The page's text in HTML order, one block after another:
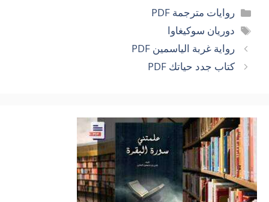
التصنيفات
روايات مترجمة PDF
الوسوم
دوريان سوكيغاوا
رواية غربة الياسمين PDF
كتاب جدد حياتك PDF